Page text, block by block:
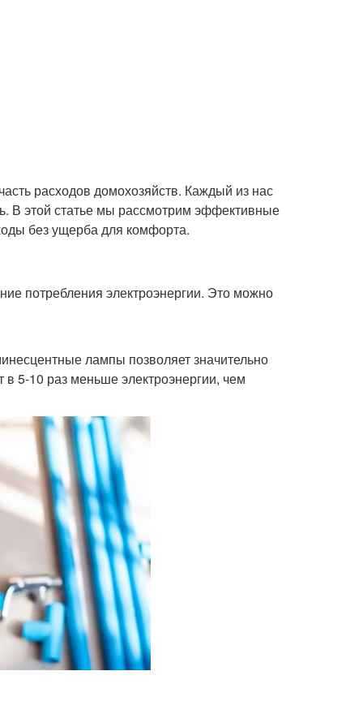
расходов домохозяйств. Каждый из нас
В этой статье мы рассмотрим эффективные
без ущерба для комфорта.
потребления электроэнергии. Это можно
лампы позволяет значительно
5-10 раз меньше электроэнергии, чем